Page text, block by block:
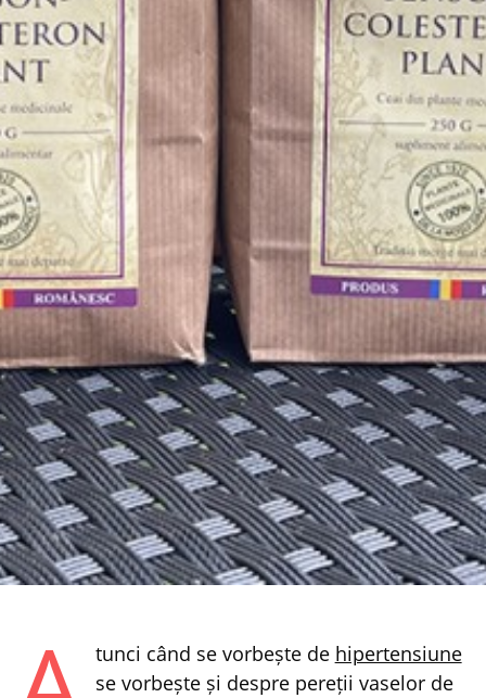
tunci când se vorbește de hipertensiune
se vorbește și despre pereții vaselor de